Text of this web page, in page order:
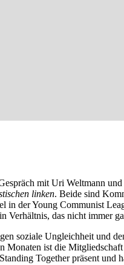
mit Uri Weltmann
linken. Beide sind
der Young Communist
Verhältnis, das nicht immer
soziale Ungleichheit und
ist die
Together präsent und